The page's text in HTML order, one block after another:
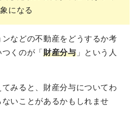
になる
などの不動産をどうするか考
くのが「 財産分与」という人
みると、財産分与についてわ
いことがあるかもしれませ